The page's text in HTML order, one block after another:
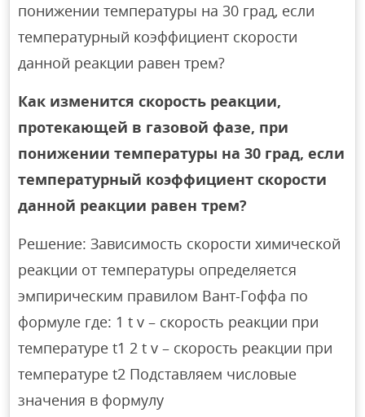
понижении температуры на 30 град, если
температурный коэффициент скорости
данной реакции равен трем?
Как изменится скорость реакции,
протекающей в газовой фазе, при
понижении температуры на 30 град, если
температурный коэффициент скорости
данной реакции равен трем?
Решение: Зависимость скорости химической
реакции от температуры определяется
эмпирическим правилом Вант-Гоффа по
формуле где: 1 t v – скорость реакции при
температуре t1 2 t v – скорость реакции при
температуре t2 Подставляем числовые
значения в формулу